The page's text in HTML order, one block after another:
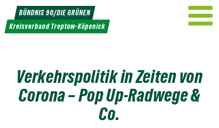
Weiter
zum
Inhalt
BÜNDNIS 90/DIE GRÜNEN
Kreisverband Treptow-Köpenick
Verkehrspolitik in Zeiten von
Corona – Pop Up-Radwege &
Co.